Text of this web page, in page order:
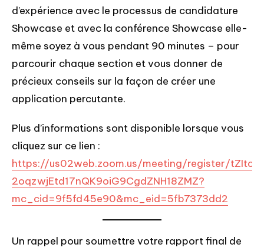
d’expérience avec le processus de candidature
Showcase et avec la conférence Showcase elle-
même soyez à vous pendant 90 minutes – pour
parcourir chaque section et vous donner de
précieux conseils sur la façon de créer une
application percutante.
Plus d’informations sont disponible lorsque vous
cliquez sur ce lien :
https://us02web.zoom.us/meeting/register/tZItc-
2oqzwjEtd17nQK9oiG9CgdZNH18ZMZ?
mc_cid=9f5fd45e90&mc_eid=5fb7373dd2
Un rappel pour soumettre votre rapport final de